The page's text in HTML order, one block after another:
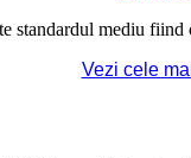
standardul mediu
Vezi cele